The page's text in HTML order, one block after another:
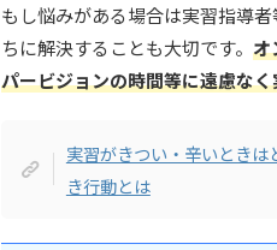
もし悩みがある場合は実習指導
ちに解決することも大切です。 オ
パービジョンの時間等に遠慮な
実習がきつい・辛いとき
き行動とは